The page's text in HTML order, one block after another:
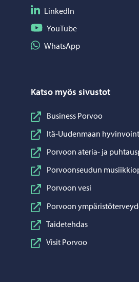
Seuraa LinkedIn
LinkedIn
Seuraa YouTube
YouTube
Jaa WhatsApp
WhatsApp
Katso myös sivustot
Business Porvoo
Itä-Uudenmaan
Porvoon ateria- ja
Porvoonseudun
Porvoon vesi
Porvoon
Taidetehdas
Visit Porvoo